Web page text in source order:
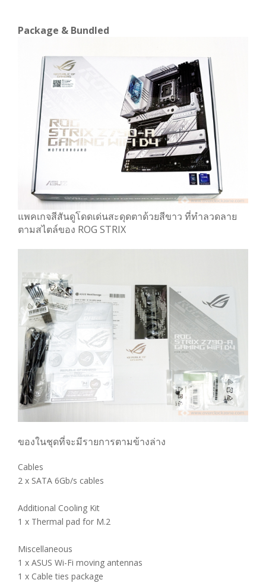
Package & Bundled
แพคเกจสีสันดูโดดเด่นสะดุดตาด้วยสีขาว ที่ทำลวดลาย
ตามสไตล์ของ ROG STRIX
ของในชุดที่จะมีรายการตามข้างล่าง
Cables
2 x SATA 6Gb/s cables
Additional Cooling Kit
1 x Thermal pad for M.2
Miscellaneous
1 x ASUS Wi-Fi moving antennas
1 x Cable ties package